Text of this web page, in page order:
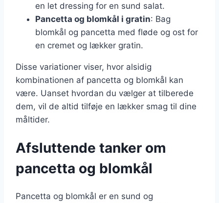
en let dressing for en sund salat.
Pancetta og blomkål i gratin: Bag
blomkål og pancetta med fløde og ost for
en cremet og lækker gratin.
Disse variationer viser, hvor alsidig
kombinationen af pancetta og blomkål kan
være. Uanset hvordan du vælger at tilberede
dem, vil de altid tilføje en lækker smag til dine
måltider.
Afsluttende tanker om
pancetta og blomkål
Pancetta og blomkål er en sund og